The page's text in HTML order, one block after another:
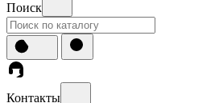
Поиск
Контакты